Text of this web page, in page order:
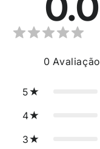
0 Avaliação
5
4
3